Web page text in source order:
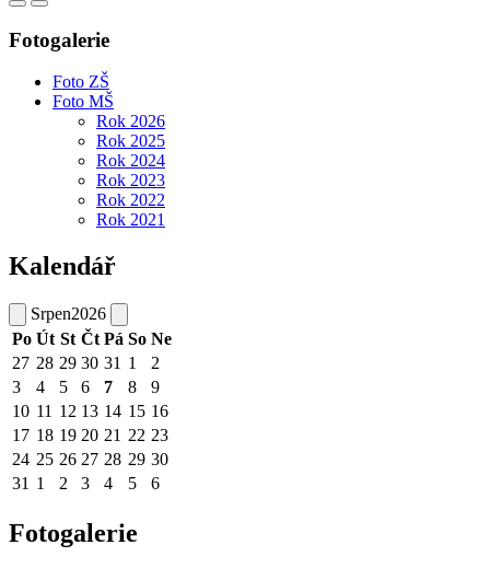
Fotogalerie
Foto ZŠ
Foto MŠ
Rok 2026
Rok 2025
Rok 2024
Rok 2023
Rok 2022
Rok 2021
Kalendář
Srpen2026
Po Út St Čt Pá So Ne
27 28 29 30 31 1
2
3
4 5 6 7 8
9
10 11 12 13 14 15 16
17 18 19 20 21 22 23
24 25 26 27 28 29 30
31 1 2 3 4 5 6
Fotogalerie